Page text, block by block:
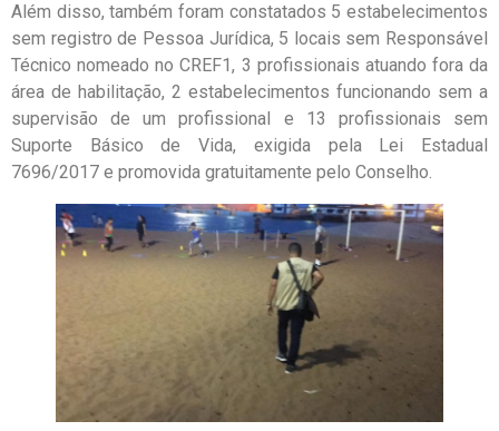
Além disso, também foram constatados 5 estabelecimentos
sem registro de Pessoa Jurídica, 5 locais sem Responsável
Técnico nomeado no CREF1, 3 profissionais atuando fora da
área de habilitação, 2 estabelecimentos funcionando sem a
supervisão de um profissional e 13 profissionais sem
Suporte Básico de Vida, exigida pela Lei Estadual
7696/2017 e promovida gratuitamente pelo Conselho.